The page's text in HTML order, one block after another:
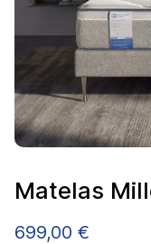
Matelas
699,00 €